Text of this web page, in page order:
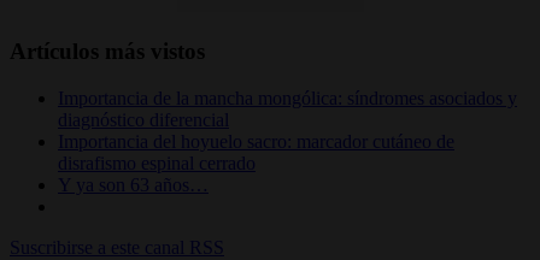
Artículos más vistos
Importancia de la mancha mongólica: síndromes asociados y
diagnóstico diferencial
Importancia del hoyuelo sacro: marcador cutáneo de
disrafismo espinal cerrado
Y ya son 63 años…
Suscribirse a este canal RSS